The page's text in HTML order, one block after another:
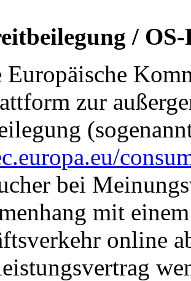
/
zur
bei
mit
online